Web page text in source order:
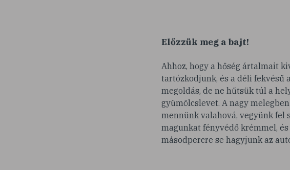
Előzzük meg a bajt!
Ahhoz, hogy a hőség ártalmait
tartózkodjunk, és a déli fekvésű
megoldás, de ne hűtsük túl a
gyümölcslevet. A nagy
mennünk valahová, vegyünk fel
magunkat fényvédő krémmel,
másodpercre se hagyjunk az